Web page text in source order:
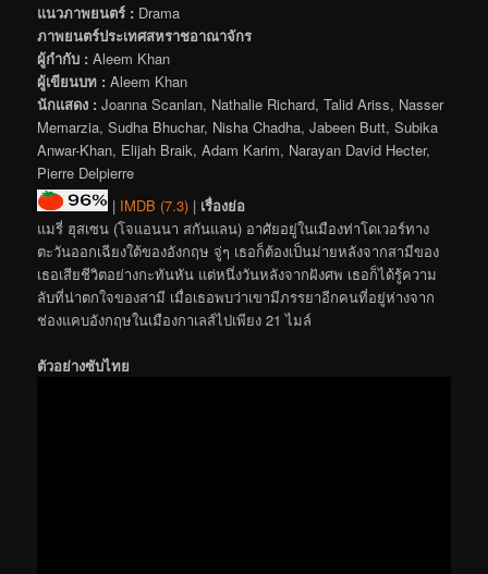
แนวภาพยนตร์ : Drama
ภาพยนตร์ประเทศสหราชอาณาจักร
ผู้กำกับ : Aleem Khan
ผู้เขียนบท : Aleem Khan
นักแสดง : Joanna Scanlan, Nathalie Richard, Talid Ariss, Nasser
Memarzia, Sudha Bhuchar, Nisha Chadha, Jabeen Butt, Subika
Anwar-Khan, Elijah Braik, Adam Karim, Narayan David Hecter,
Pierre Delpierre
| IMDB (7.3) | เรื่องย่อ
แมรี่ ฮุสเซน (โจแอนนา สกันแลน) อาศัยอยู่ในเมืองท่าโดเวอร์ทาง
ตะวันออกเฉียงใต้ของอังกฤษ จู่ๆ เธอก็ต้องเป็นม่ายหลังจากสามีของ
เธอเสียชีวิตอย่างกะทันหัน แต่หนึ่งวันหลังจากฝังศพ เธอก็ได้รู้ความ
ลับที่น่าตกใจของสามี เมื่อเธอพบว่าเขามีภรรยาอีกคนที่อยู่ห่างจาก
ช่องแคบอังกฤษในเมืองกาเลส์ไปเพียง 21 ไมล์
ตัวอย่างซับไทย